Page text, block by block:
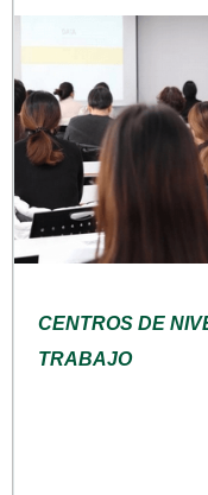
CENTROS DE
TRABAJO